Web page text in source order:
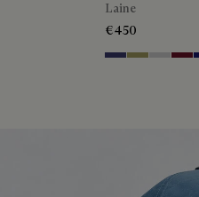
Laine
€450
Marine &
Citrus Green
Light